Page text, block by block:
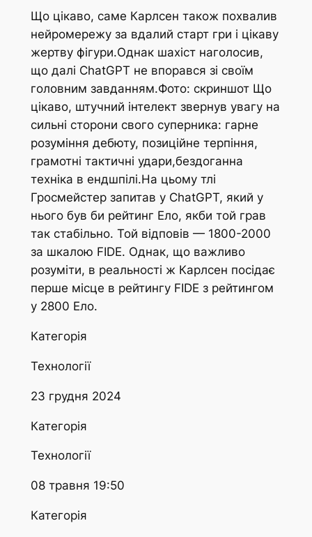
Що цікаво, саме Карлсен також похвалив
нейромережу за вдалий старт гри і цікаву
жертву фігури.Однак шахіст наголосив,
що далі ChatGPT не впорався зі своїм
головним завданням.Фото: скриншот Що
цікаво, штучний інтелект звернув увагу на
сильні сторони свого суперника: гарне
розуміння дебюту, позиційне терпіння,
грамотні тактичні удари,бездоганна
техніка в ендшпілі.На цьому тлі
Гросмейстер запитав у ChatGPT, який у
нього був би рейтинг Ело, якби той грав
так стабільно. Той відповів — 1800-2000
за шкалою FIDE. Однак, що важливо
розуміти, в реальності ж Карлсен посідає
перше місце в рейтингу FIDE з рейтингом
у 2800 Ело.
Категорія
Технології
23 грудня 2024
Категорія
Технології
08 травня 19:50
Категорія